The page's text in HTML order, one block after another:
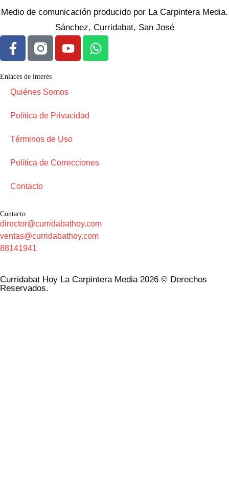
Medio de comunicación producido por La Carpintera Media.
Sánchez, Curridabat, San José
Enlaces de interés
Quiénes Somos
Política de Privacidad
Términos de Uso
Política de Correcciones
Contacto
Contacto
director@curridabathoy.com
ventas@curridabathoy.com
88141941
Curridabat Hoy La Carpintera Media 2026 © Derechos
Reservados.